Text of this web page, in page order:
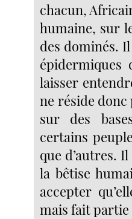
chacun,
humaine, sur
des dominés.
épidermiques
laisser
ne réside
sur des
certains
que d’autres.
la bêtise
accepter
mais fait partie